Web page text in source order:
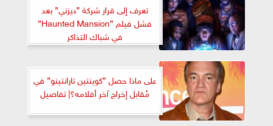
تعرف إلى قرار شركة ”ديزني” بعد
فشل فيلم ”Haunted Mansion”
في شباك التذاكر
على ماذا حصل ”كوينتين تارانتينو” في
مُقابل إخراج آخر أفلامه؟| تفاصيل